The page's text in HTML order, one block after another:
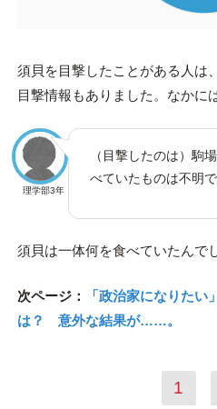
須貝を目撃したことがある人は
目撃情報もありました。なかに
理学部3年
（目撃したのは）駒
べていたものは不明で
須貝は一体何を食べていたんで
次ページ：
「政治家になりた
は？ 意外な結果が……。
1